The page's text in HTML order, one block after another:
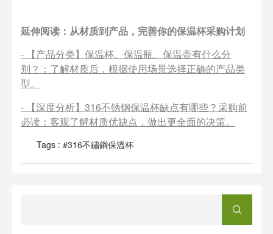
延伸阅读：从材质到产品，完善你的保温杯采购计划
-
【产品分类】保温杯、保温瓶、保温壶有什么分
别？ ：了解材质后，根据使用场景选择正确的产品类
型。
-
【深度分析】316不锈钢保温杯缺点有哪些？采购前
必读 ：客观了解材质优缺点，做出更全面的决策。
Tags : #316不鏽鋼保溫杯